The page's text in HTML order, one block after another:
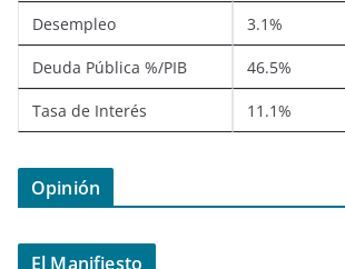
Desempleo 3.1%
Deuda Pública %/PIB 46.5%
Tasa de Interés 11.1%
Opinión
El Manifiesto